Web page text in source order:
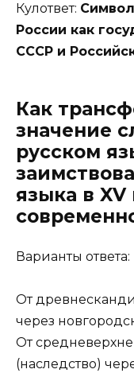
Кулответ:
России как
СССР и
Как
значение
русском
языка в XV
Варианты ответа:
От
через
От
(наследство)